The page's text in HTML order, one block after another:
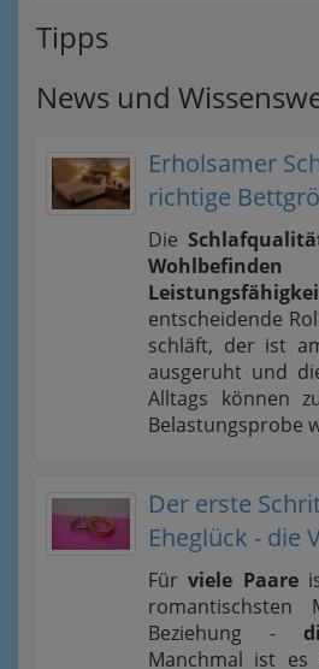
Tipps
News und
Erholsamer
richtige
Die
entscheidende
schläft, der ist
ausgeruht und
Alltags können
Belastungsprobe
Der erste
Eheglück - die
Fürviele Paare
romantischsten
Beziehung -
Manchmal ist